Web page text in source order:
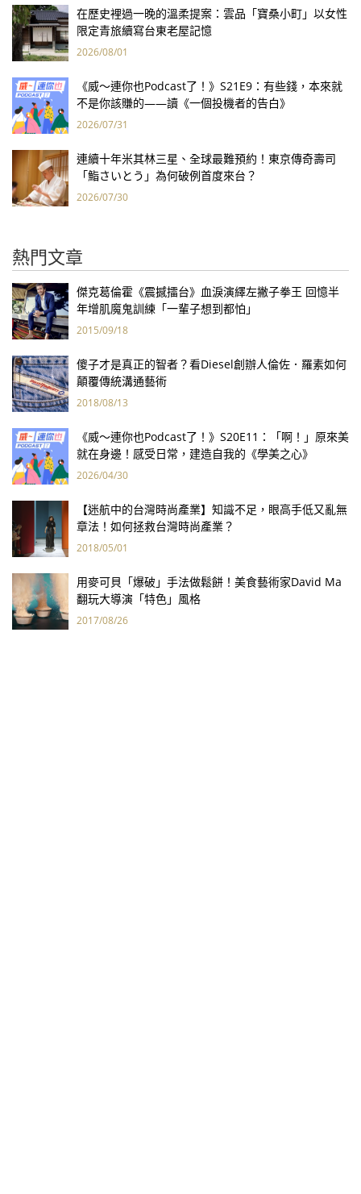
在歷史裡過一晚的溫柔提案：雲品「寶桑小町」以女性
限定青旅續寫台東老屋記憶
2026/08/01
《威～連你也Podcast了！》S21E9：有些錢，本來就
不是你該賺的——讀《一個投機者的告白》
2026/07/31
連續十年米其林三星、全球最難預約！東京傳奇壽司
「鮨さいとう」為何破例首度來台？
2026/07/30
熱門文章
傑克葛倫霍《震撼擂台》血淚演繹左撇子拳王 回憶半
年增肌魔鬼訓練「一輩子想到都怕」
2015/09/18
傻子才是真正的智者？看Diesel創辦人倫佐．羅素如何
顛覆傳統溝通藝術
2018/08/13
《威～連你也Podcast了！》S20E11：「啊！」原來美
就在身邊！感受日常，建造自我的《學美之心》
2026/04/30
【迷航中的台灣時尚產業】知識不足，眼高手低又亂無
章法！如何拯救台灣時尚產業？
2018/05/01
用麥可貝「爆破」手法做鬆餅！美食藝術家David Ma
翻玩大導演「特色」風格
2017/08/26